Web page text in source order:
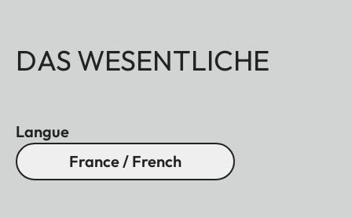
DAS WESENTLICHE
Langue
France / French